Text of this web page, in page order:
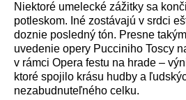
Niektoré umelecké zážitky sa
potleskom. Iné zostávajú v srdci
doznie posledný tón. Presne
uvedenie opery Pucciniho Toscy
v rámci Opera festu na hrade –
ktoré spojilo krásu hudby a
nezabudnuteľné­ho celku.